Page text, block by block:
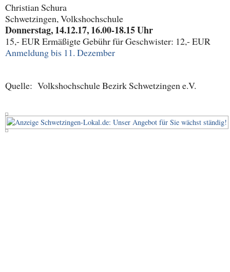
Christian Schura
Schwetzingen, Volkshochschule
Donnerstag, 14.12.17, 16.00-18.15 Uhr
15,- EUR Ermäßigte Gebühr für Geschwister: 12,- EUR
Anmeldung bis 11. Dezember
Quelle: Volkshochschule Bezirk Schwetzingen e.V.